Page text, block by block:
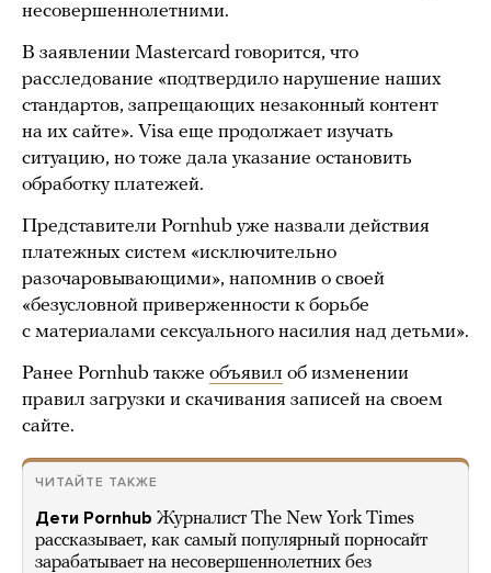
несовершеннолетними.
В заявлении Mastercard говорится, что
расследование «подтвердило нарушение наших
стандартов, запрещающих незаконный контент
на их сайте». Visa еще продолжает изучать
ситуацию, но тоже дала указание остановить
обработку платежей.
Представители Pornhub уже назвали действия
платежных систем «исключительно
разочаровывающими», напомнив о своей
«безусловной приверженности к борьбе
с материалами сексуального насилия над детьми».
Ранее Pornhub также объявил об изменении
правил загрузки и скачивания записей на своем
сайте.
ЧИТАЙТЕ ТАКЖЕ
Дети Pornhub Журналист The New York Times
рассказывает, как самый популярный порносайт
зарабатывает на несовершеннолетних без